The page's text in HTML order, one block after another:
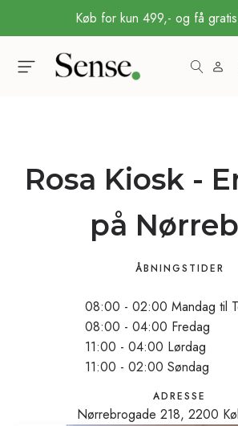
Køb for kun 499,- og få
Rosa Kiosk -
på
ÅBNINGSTIDER
08:00 - 02:00 Mandag til
08:00 - 04:00 Fredag
11:00 - 04:00 Lørdag
11:00 - 02:00 Søndag
ADRESSE
Nørrebrogade 218, 2200